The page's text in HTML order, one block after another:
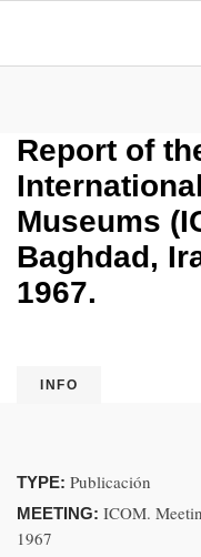
Report of
Museums
Baghdad,
1967.
INFO
TYPE: Publicación
MEETING: ICOM.
1967